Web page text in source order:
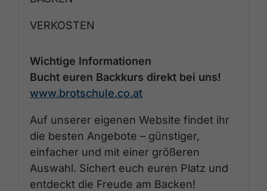
VERKOSTEN
Wichtige Informationen
Bucht euren Backkurs direkt bei uns!
www.brotschule.co.at
Auf unserer eigenen Website findet ihr
die besten Angebote – günstiger,
einfacher und mit einer größeren
Auswahl. Sichert euch euren Platz und
entdeckt die Freude am Backen!